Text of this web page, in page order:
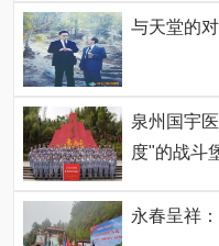
与天堂的
泉州国宇
度"的战斗
永春呈祥